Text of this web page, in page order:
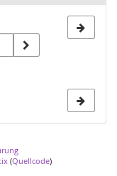
(Quellcode)